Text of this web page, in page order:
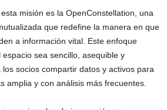
misión es la OpenConstellation, una
que redefine la manera en que
a información vital. Este enfoque
sea sencillo, asequible y
socios compartir datos y activos para
amplia y con análisis más frecuentes.